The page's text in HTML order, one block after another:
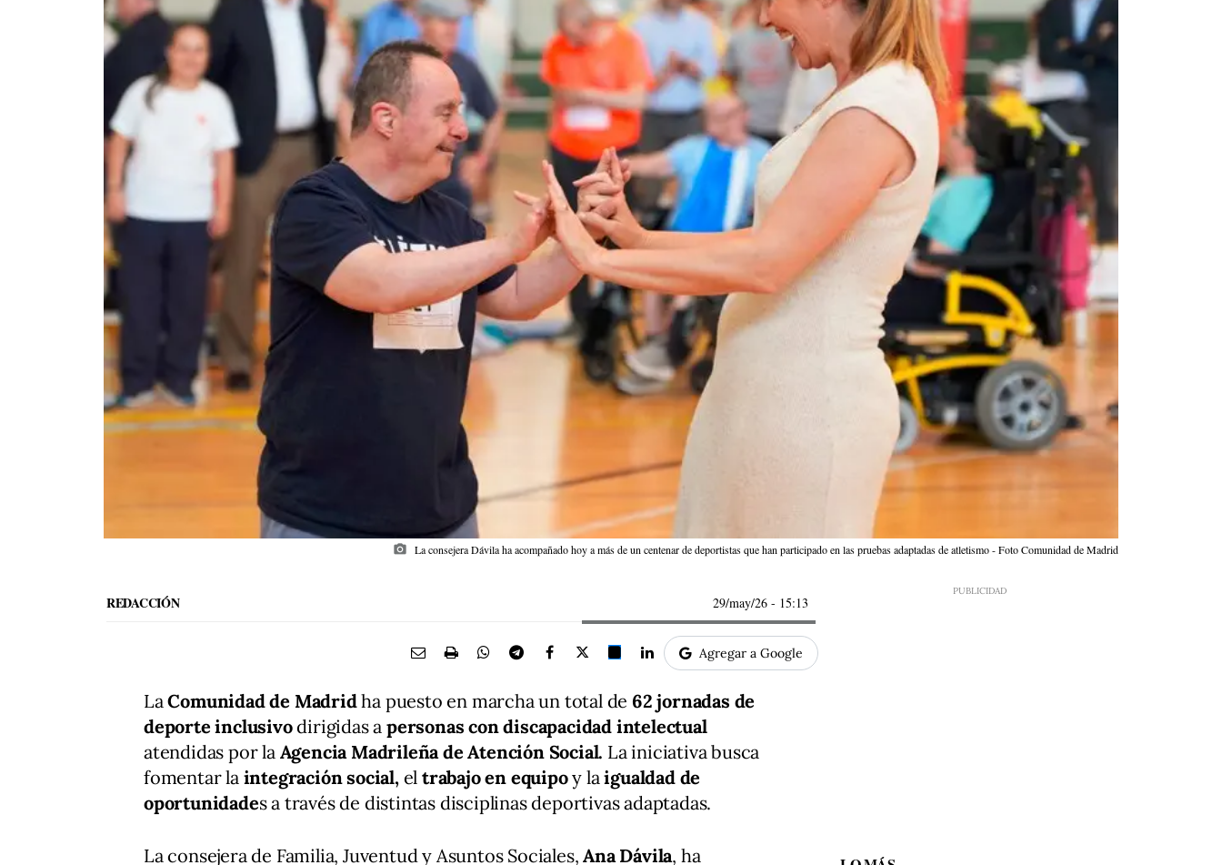
photo_camera La consejera Dávila ha acompañado hoy a más de un centenar de deportistas que han participado en las pruebas adaptadas de atletismo - Foto Comunidad de Madrid
REDACCIÓN 29/may/26 - 15:13
Agregar a Google
LaComunidad de Madridha puesto en marcha un total de 62 jornadas de
deporte inclusivodirigidas apersonas con discapacidad intelectual
atendidas por la Agencia Madrileña de Atención Social. La iniciativa busca
fomentar la integración social, el trabajo en equipoy laigualdad de
oportunidades a través de distintas disciplinas deportivas adaptadas.
La consejera de Familia, Juventud y Asuntos Sociales,Ana Dávila, ha